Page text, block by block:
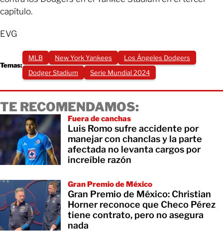
capítulo.
EVG
Temas:
MLB New York Yankees
Los Ángeles Dodgers
Dodger Stadium
Serie Mundial 2024
TE RECOMENDAMOS:
Fuera de canchas
Luis Romo sufre accidente por
manejar con chanclas y la parte
afectada no levanta cargos por
increíble razón
Gran Premio de México
Gran Premio de México: Christian
Horner reconoce que Checo Pérez
tiene contrato, pero no asegura
nada